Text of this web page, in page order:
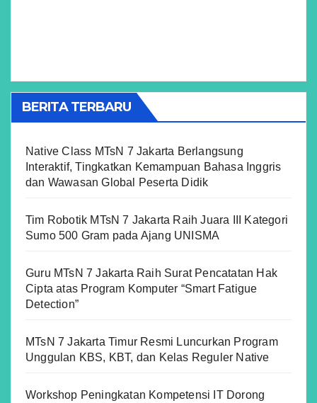
BERITA TERBARU
Native Class MTsN 7 Jakarta Berlangsung
Interaktif, Tingkatkan Kemampuan Bahasa Inggris
dan Wawasan Global Peserta Didik
Tim Robotik MTsN 7 Jakarta Raih Juara III Kategori
Sumo 500 Gram pada Ajang UNISMA
Guru MTsN 7 Jakarta Raih Surat Pencatatan Hak
Cipta atas Program Komputer “Smart Fatigue
Detection”
MTsN 7 Jakarta Timur Resmi Luncurkan Program
Unggulan KBS, KBT, dan Kelas Reguler Native
Workshop Peningkatan Kompetensi IT Dorong